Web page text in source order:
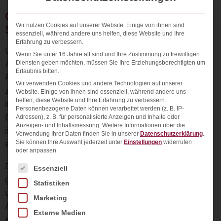
Governance: Datensicherheit und
Souveränität im Marketing
Unstrukturierte Datenspeicherung auf privaten
Accounts oder lokalen Festplatten stellt das größte
Risiko für die moderne IT-Governance dar. Ohne
zentrale Steuerung droht der Verlust von
intellektuellem Eigentum und die Verletzung strenger
Datenschutzvorgaben. Eine zentrale Administration
ist daher kein bürokratischer Selbstzweck, sondern
eine strategische Risikoabsicherung.
Das Sicherheitsmodell von Google Workspace
garantiert eineDSGVO-konforme Verschlüsselung
und automatisierte Cloud-Backups. Über die zentrale
Admin-Konsole behält das Unternehmen die volle
Wir nutzen Cookies auf unserer Website. Einige von ihnen sind
essenziell, während andere uns helfen, diese Website und Ihre
Erfahrung zu verbessern.
Wenn Sie unter 16 Jahre alt sind und Ihre Zustimmung zu freiwilligen
Diensten geben möchten, müssen Sie Ihre Erziehungsberechtigten um
Erlaubnis bitten.
Wir verwenden Cookies und andere Technologien auf unserer
Website. Einige von ihnen sind essenziell, während andere uns
helfen, diese Website und Ihre Erfahrung zu verbessern.
Personenbezogene Daten können verarbeitet werden (z. B. IP-
Adressen), z. B. für personalisierte Anzeigen und Inhalte oder
Anzeigen- und Inhaltsmessung. Weitere Informationen über die
Verwendung Ihrer Daten finden Sie in unserer Datenschutzerklärung.
Sie können Ihre Auswahl jederzeit unter Einstellungen widerrufen
oder anpassen.
Es folgt eine Liste der Service-Gruppen, für die
Essenziell
Statistiken
Marketing
Externe Medien